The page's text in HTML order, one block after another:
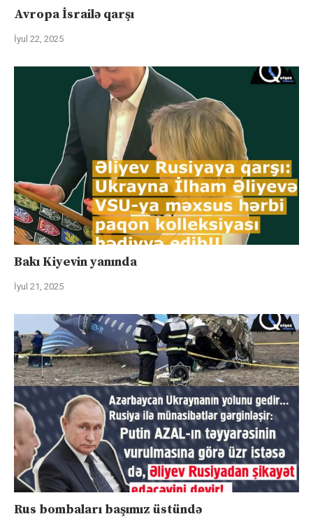
Avropa İsrailə qarşı
İyul 22, 2025
Bakı Kiyevin yanında
İyul 21, 2025
Rus bombaları başımız üstündə